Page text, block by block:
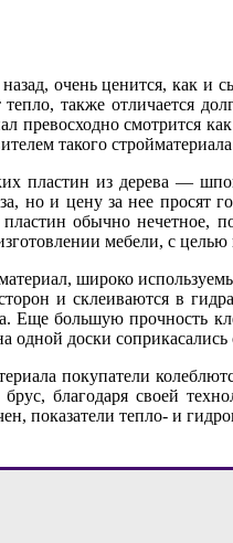
очень ценится, как и
также отличается
превосходно смотрится
такого
пластин из дерева —
но и цену за нее
обычно нечетное,
мебели, с целью
широко
и склеиваются в
Еще большую прочность
одной доски
покупатели
благодаря своей
показатели тепло- и